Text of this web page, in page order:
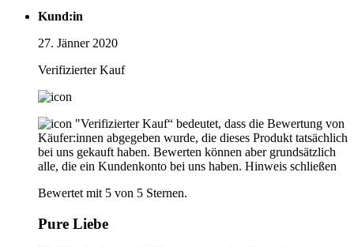
Kund:in
27. Jänner 2020
Verifizierter Kauf
"Verifizierter Kauf“ bedeutet, dass die Bewertung von
Käufer:innen abgegeben wurde, die dieses Produkt tatsächlich
bei uns gekauft haben. Bewerten können aber grundsätzlich
alle, die ein Kundenkonto bei uns haben. Hinweis schließen
Bewertet mit 5 von 5 Sternen.
Pure Liebe